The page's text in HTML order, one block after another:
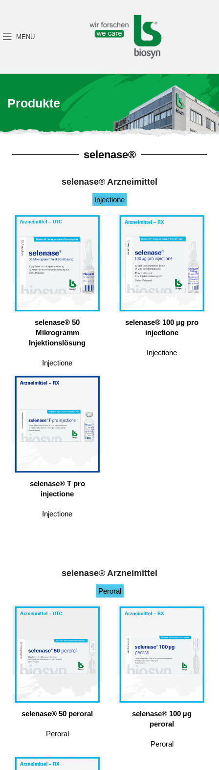
MENU
Produkte
selenase®
selenase® Arzneimittel
injectione
selenase® 50
Mikrogramm
Injektionslösung
Injectione
selenase® 100 µg pro
injectione
Injectione
selenase® T pro
injectione
Injectione
selenase® Arzneimittel
Peroral
selenase® 50 peroral
Peroral
selenase® 100 µg
peroral
Peroral